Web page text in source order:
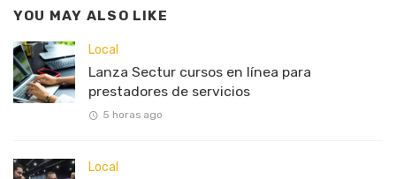
YOU MAY ALSO LIKE
Local
Lanza Sectur cursos en línea para
prestadores de servicios
5 horas ago
Local